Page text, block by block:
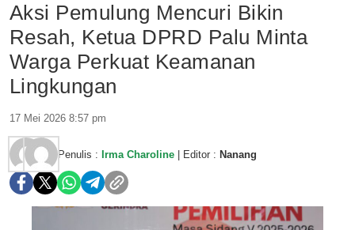
Aksi Pemulung Mencuri Bikin
Resah, Ketua DPRD Palu Minta
Warga Perkuat Keamanan
Lingkungan
17 Mei 2026 8:57 pm
Penulis : Irma Charoline | Editor : Nanang